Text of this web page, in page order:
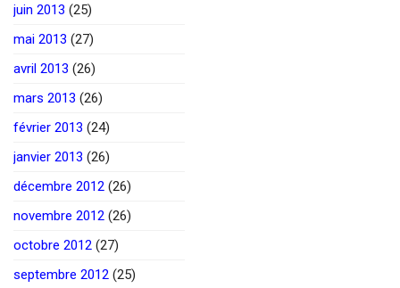
juin 2013 (25)
mai 2013 (27)
avril 2013 (26)
mars 2013 (26)
février 2013 (24)
janvier 2013 (26)
décembre 2012 (26)
novembre 2012 (26)
octobre 2012 (27)
septembre 2012 (25)